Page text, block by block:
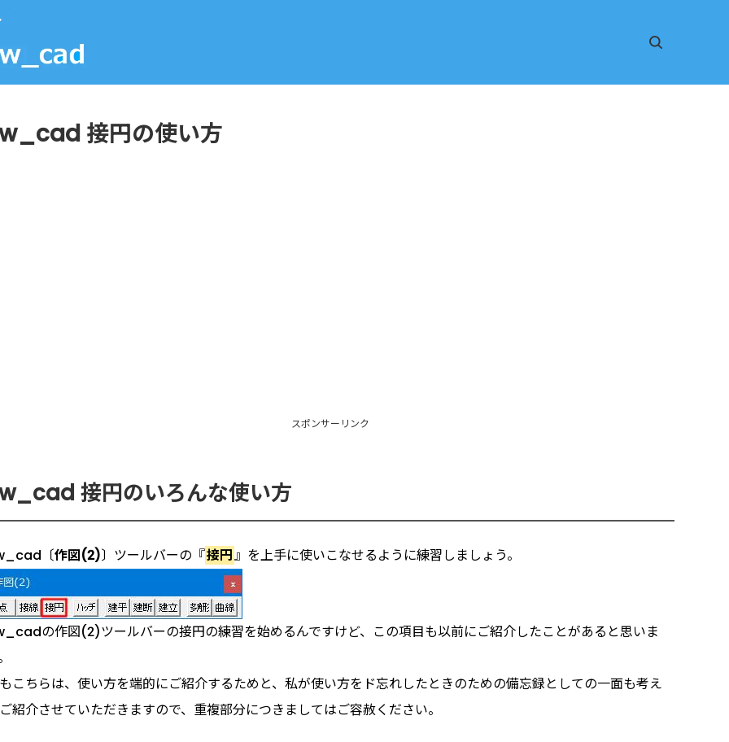
接円の使い方
スポンサーリンク
接円のいろんな使い方
〔作図(2)〕ツールバーの『接円』を上手に使いこなせるように練習しましょう。
の作図(2)ツールバーの接円の練習を始めるんですけど、この項目も以前にご紹介したことがあると思いま
こちらは、使い方を端的にご紹介するためと、私が使い方をド忘れしたときのための備忘録としての一面も考え
紹介させていただきますので、重複部分につきましてはご容赦ください。